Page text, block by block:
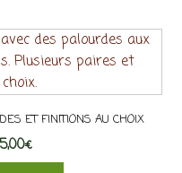
ET FINITIONS AU CHOIX
€Plage
de